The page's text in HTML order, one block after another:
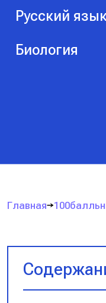
Русский
Биология
Главная